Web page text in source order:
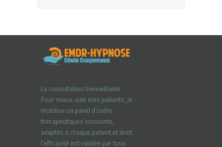
La consultation bienveillante
Pour mieux aidé mes patients, je
mobilise un panel d’outils
thérapeutiques innovants,
adaptés à chaque patient et dont
l’efficacité est validée par tous